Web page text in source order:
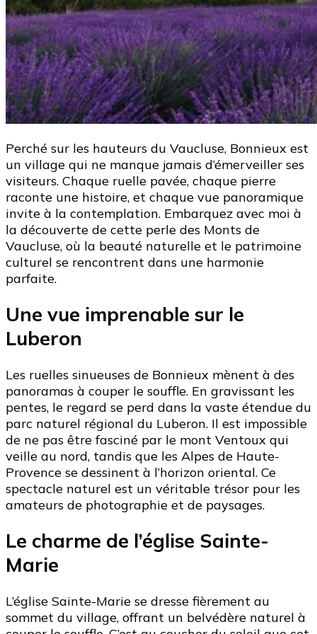
Perché sur les hauteurs du Vaucluse, Bonnieux est
un village qui ne manque jamais d’émerveiller ses
visiteurs. Chaque ruelle pavée, chaque pierre
raconte une histoire, et chaque vue panoramique
invite à la contemplation. Embarquez avec moi à
la découverte de cette perle des Monts de
Vaucluse, où la beauté naturelle et le patrimoine
culturel se rencontrent dans une harmonie
parfaite.
Une vue imprenable sur le
Luberon
Les ruelles sinueuses de Bonnieux mènent à des
panoramas à couper le souffle. En gravissant les
pentes, le regard se perd dans la vaste étendue du
parc naturel régional du Luberon. Il est impossible
de ne pas être fasciné par le mont Ventoux qui
veille au nord, tandis que les Alpes de Haute-
Provence se dessinent à l’horizon oriental. Ce
spectacle naturel est un véritable trésor pour les
amateurs de photographie et de paysages.
Le charme de l’église Sainte-
Marie
L’église Sainte-Marie se dresse fièrement au
sommet du village, offrant un belvédère naturel à